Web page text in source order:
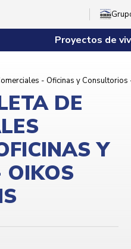
Proyectos de
- Oficinas y Consultorios
DE
Y
OIKOS